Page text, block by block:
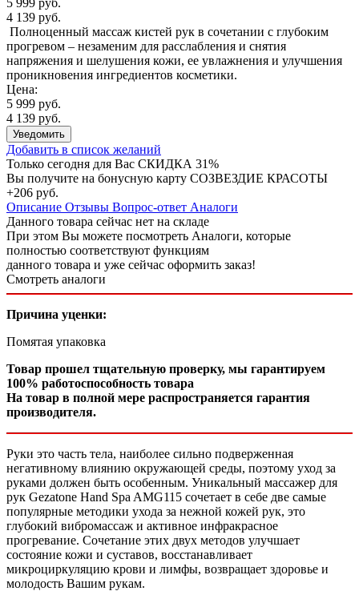
4 139 руб.
Полноценный массаж кистей рук в сочетании с глубоким
прогревом – незаменим для расслабления и снятия
напряжения и шелушения кожи, ее увлажнения и улучшения
проникновения ингредиентов косметики.
Цена:
5 999 руб.
4 139 руб.
Уведомить
Добавить в список желаний
Только сегодня для Вас СКИДКА 31%
Вы получите на бонусную карту СОЗВЕЗДИЕ КРАСОТЫ
+206 руб.
Описание Отзывы Вопрос-ответ Аналоги
Данного товара сейчас нет на складе
При этом Вы можете посмотреть Аналоги, которые
полностью соответствуют функциям
данного товара и уже сейчас оформить заказ!
Смотреть аналоги
Причина уценки:
Помятая упаковка
Товар прошел тщательную проверку, мы гарантируем
100% работоспособность товара
На товар в полной мере распространяется гарантия
производителя.
Руки это часть тела, наиболее сильно подверженная
негативному влиянию окружающей среды, поэтому уход за
руками должен быть особенным. Уникальный массажер для
рук Gezatone Hand Spa AMG115 сочетает в себе две самые
популярные методики ухода за нежной кожей рук, это
глубокий вибромассаж и активное инфракрасное
прогревание. Сочетание этих двух методов улучшает
состояние кожи и суставов, восстанавливает
микроциркуляцию крови и лимфы, возвращает здоровье и
молодость Вашим рукам.